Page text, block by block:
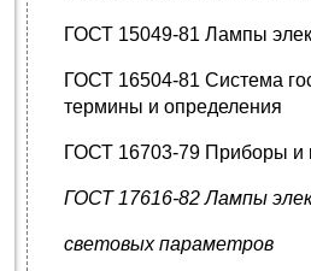
ГОСТ 15049-81 Лампы
ГОСТ 16504-81 Система
термины и определения
ГОСТ 16703-79 Приборы и
ГОСТ 17616-82 Лампы
световых параметров